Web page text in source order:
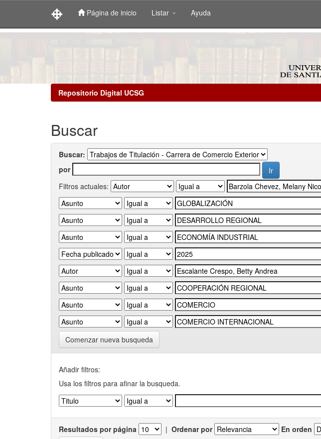
Página de inicio Listar Ayuda
Repositorio Digital UCSG
Buscar
Buscar:
por
Filtros actuales:
Comenzar nueva busqueda
Añadir filtros:
Usa los filtros para afinar la busqueda.
Resultados por página | Ordenar por En orden